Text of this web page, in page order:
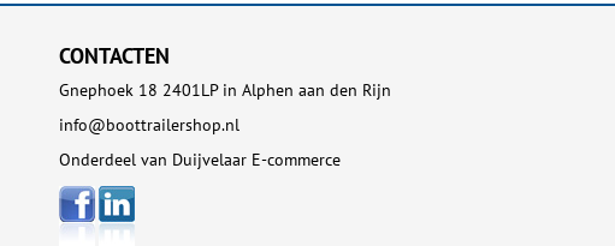
CONTACTEN
Gnephoek 18 2401LP in Alphen aan den Rijn
info@boottrailershop.nl
Onderdeel van Duijvelaar E-commerce